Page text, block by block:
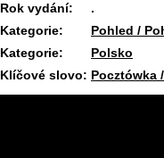
Rok vydání:
.
Kategorie:
Pohled /
Kategorie:
Polsko
Klíčové slovo: Pocztówka